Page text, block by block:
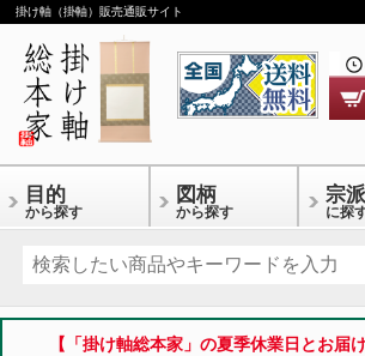
掛け軸（掛軸）販売通販サイト
目的
から探す
図柄
から探す
宗
に探
【「掛け軸総本家」の夏季休業日とお届